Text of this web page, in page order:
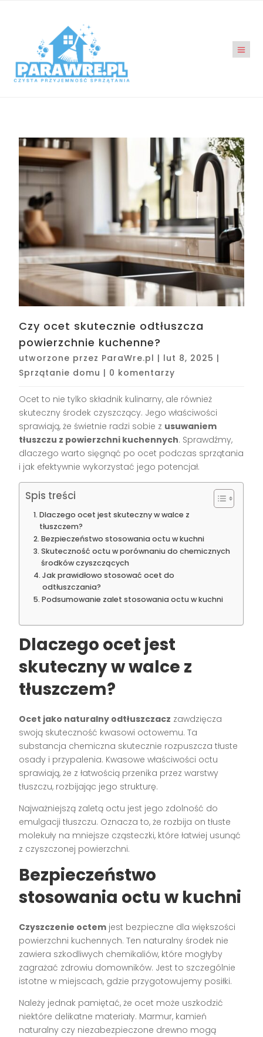
Czy ocet skutecznie odtłuszcza
powierzchnie kuchenne?
utworzone przez ParaWre.pl | lut 8, 2025 |
Sprzątanie domu | 0 komentarzy
Ocet to nie tylko składnik kulinarny, ale również
skuteczny środek czyszczący. Jego właściwości
sprawiają, że świetnie radzi sobie z usuwaniem
tłuszczu z powierzchni kuchennych. Sprawdźmy,
dlaczego warto sięgnąć po ocet podczas sprzątania
i jak efektywnie wykorzystać jego potencjał.
Spis treści
Dlaczego ocet jest skuteczny w walce z
tłuszczem?
Bezpieczeństwo stosowania octu w kuchni
Skuteczność octu w porównaniu do chemicznych
środków czyszczących
Jak prawidłowo stosować ocet do
odtłuszczania?
Podsumowanie zalet stosowania octu w kuchni
Dlaczego ocet jest
skuteczny w walce z
tłuszczem?
Ocet jako naturalny odtłuszczacz zawdzięcza
swoją skuteczność kwasowi octowemu. Ta
substancja chemiczna skutecznie rozpuszcza tłuste
osady i przypalenia. Kwasowe właściwości octu
sprawiają, że z łatwością przenika przez warstwy
tłuszczu, rozbijając jego strukturę.
Najważniejszą zaletą octu jest jego zdolność do
emulgacji tłuszczu. Oznacza to, że rozbija on tłuste
molekuły na mniejsze cząsteczki, które łatwiej usunąć
z czyszczonej powierzchni.
Bezpieczeństwo
stosowania octu w kuchni
Czyszczenie octem jest bezpieczne dla większości
powierzchni kuchennych. Ten naturalny środek nie
zawiera szkodliwych chemikaliów, które mogłyby
zagrażać zdrowiu domowników. Jest to szczególnie
istotne w miejscach, gdzie przygotowujemy posiłki.
Należy jednak pamiętać, że ocet może uszkodzić
niektóre delikatne materiały. Marmur, kamień
naturalny czy niezabezpieczone drewno mogą